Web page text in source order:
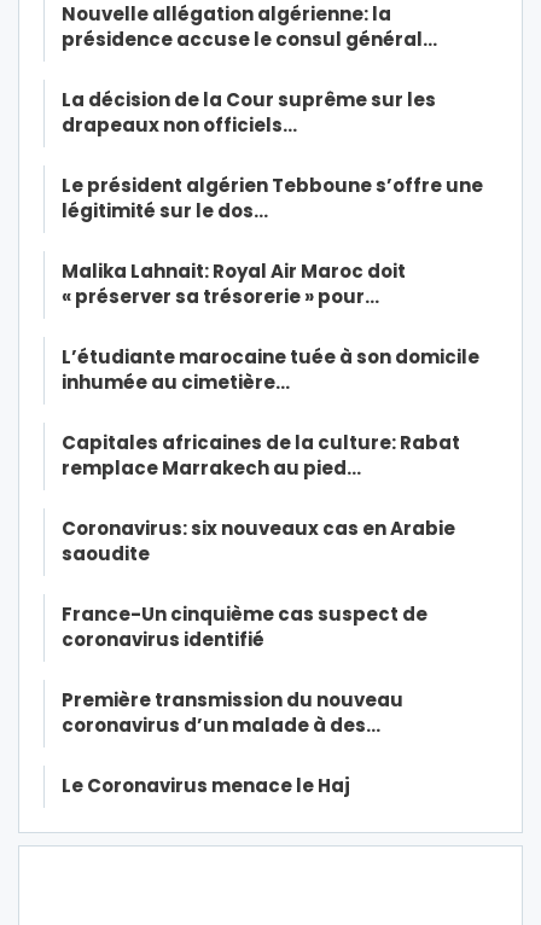
Nouvelle allégation algérienne: la
présidence accuse le consul général…
La décision de la Cour suprême sur les
drapeaux non officiels…
Le président algérien Tebboune s’offre une
légitimité sur le dos…
Malika Lahnait: Royal Air Maroc doit
« préserver sa trésorerie » pour…
L’étudiante marocaine tuée à son domicile
inhumée au cimetière…
Capitales africaines de la culture: Rabat
remplace Marrakech au pied…
Coronavirus: six nouveaux cas en Arabie
saoudite
France-Un cinquième cas suspect de
coronavirus identifié
Première transmission du nouveau
coronavirus d’un malade à des…
Le Coronavirus menace le Haj